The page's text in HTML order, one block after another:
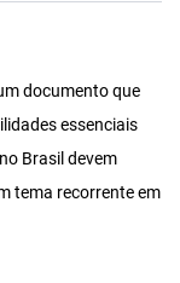
documento que
essenciais
Brasil devem
tema recorrente em